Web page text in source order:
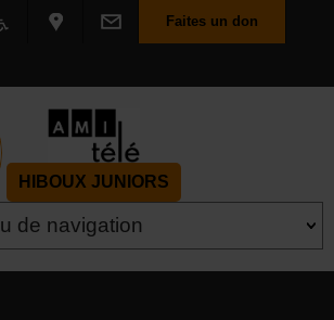
Faites un don
HIBOUX JUNIORS